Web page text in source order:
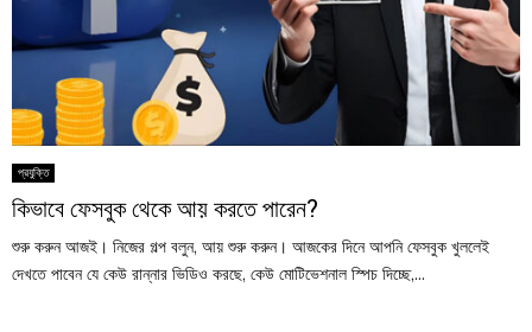
প্রযুক্তি
কিভাবে ফেসবুক থেকে আয় করতে পারেন?
শুরু করুন আজই। নিজের গল্প বলুন, আয় শুরু করুন। আজকের দিনে আপনি ফেসবুক খুললেই
দেখতে পাবেন যে কেউ রান্নার ভিডিও করছে, কেউ মোটিভেশনাল স্পিচ দিচ্ছে,...